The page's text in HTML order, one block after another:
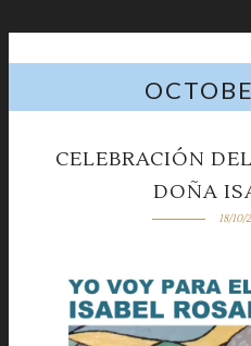
CELEBRACIÓN
DOÑA
18/10/